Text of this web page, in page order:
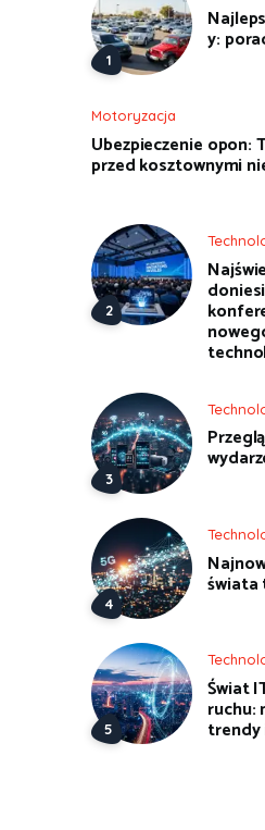
y:
Motoryzacja
Ubezpieczenie opon:
przed kosztownymi
świata
Świat
ruchu:
trendy